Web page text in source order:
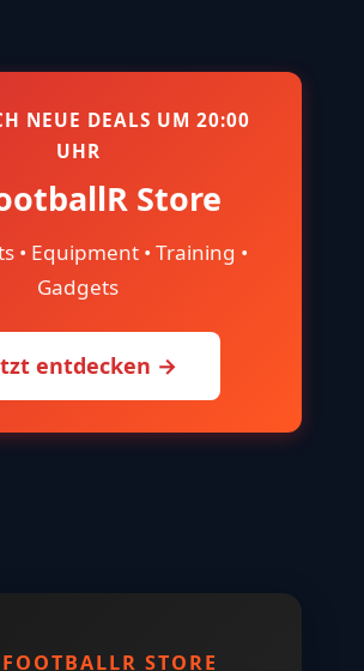
NEUE DEALS UM 20:00
UHR
Store
• Equipment • Training •
Gadgets
entdecken →
STORE